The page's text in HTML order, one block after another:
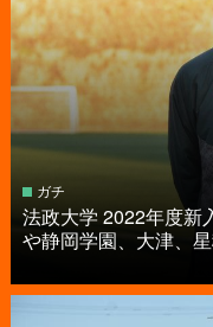
ガチ
法政大学 2022年度新
や静岡学園、大津、